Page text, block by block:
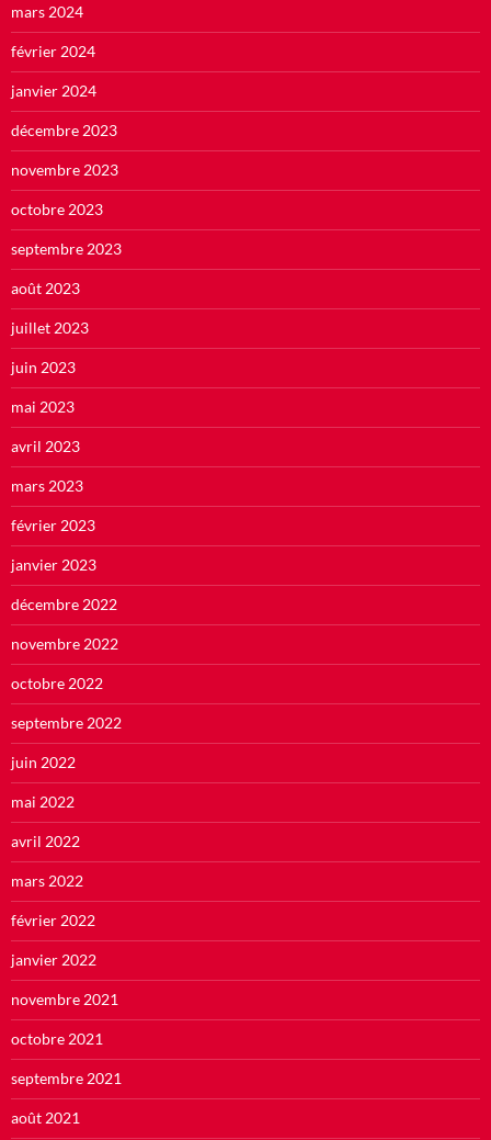
mars 2024
février 2024
janvier 2024
décembre 2023
novembre 2023
octobre 2023
septembre 2023
août 2023
juillet 2023
juin 2023
mai 2023
avril 2023
mars 2023
février 2023
janvier 2023
décembre 2022
novembre 2022
octobre 2022
septembre 2022
juin 2022
mai 2022
avril 2022
mars 2022
février 2022
janvier 2022
novembre 2021
octobre 2021
septembre 2021
août 2021